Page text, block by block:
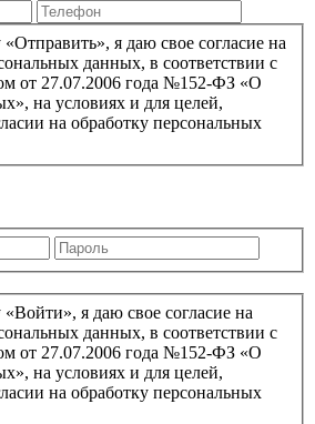
я даю свое согласие на
данных, в соответствии с
от 27.07.2006 года №152-ФЗ «О
на условиях и для целей,
на обработку персональных
я даю свое согласие на
данных, в соответствии с
от 27.07.2006 года №152-ФЗ «О
на условиях и для целей,
на обработку персональных